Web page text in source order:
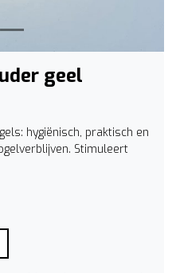
geel
hygiënisch, praktisch en
Stimuleert